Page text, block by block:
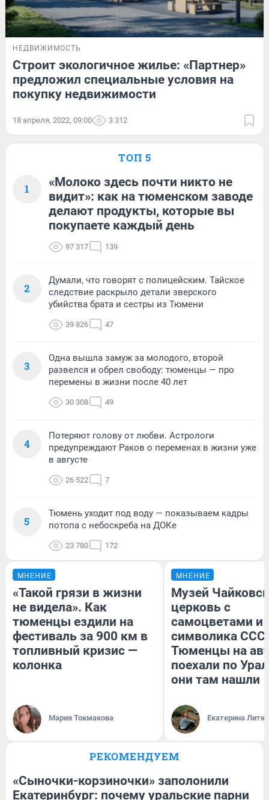
НЕДВИЖИМОСТЬ
Строит экологичное жилье: «Партнер»
предложил специальные условия на
покупку недвижимости
18 апреля, 2022, 09:00 3 312
ТОП 5
1
«Молоко здесь почти никто не
видит»: как на тюменском заводе
делают продукты, которые вы
покупаете каждый день
97 317 139
2
Думали, что говорят с полицейским. Тайское
следствие раскрыло детали зверского
убийства брата и сестры из Тюмени
39 826 47
3
Одна вышла замуж за молодого, второй
развелся и обрел свободу: тюменцы — про
перемены в жизни после 40 лет
30 308 49
4
Потеряют голову от любви. Астрологи
предупреждают Раков о переменах в жизни уже
в августе
26 522 7
5
Тюмень уходит под воду — показываем кадры
потопа с небоскреба на ДОКе
23 780 172
МНЕНИЕ
«Такой грязи в жизни
не видела». Как
тюменцы ездили на
фестиваль за 900 км в
топливный кризис —
колонка
Мария Токмакова
МНЕНИЕ
Музей
церковь с
самоцветами и
символика
Тюменцы на
поехали по
они там нашли
Екатерина
РЕКОМЕНДУЕМ
«Сыночки-корзиночки» заполонили
Екатеринбург: почему уральские парни